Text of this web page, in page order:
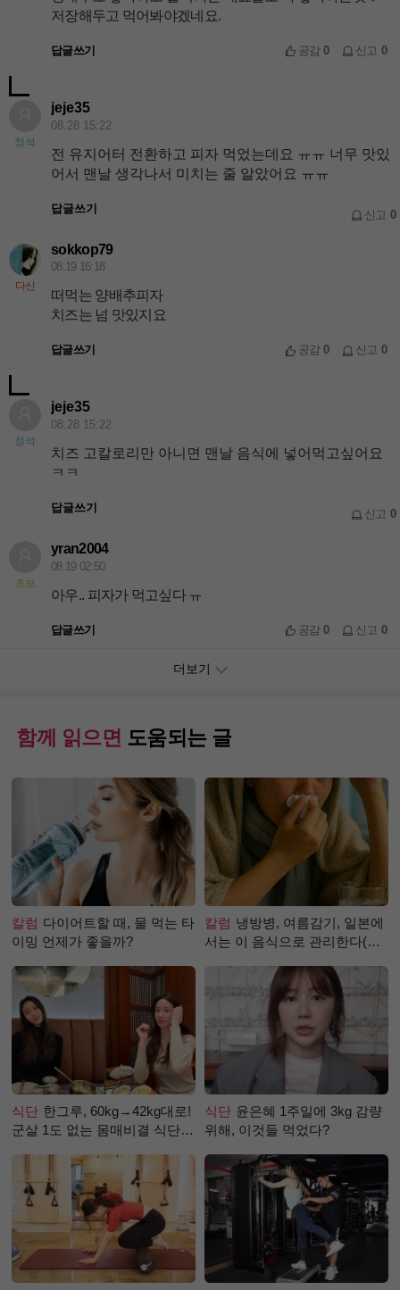
저장해두고 먹어봐야겠네요.
답글쓰기 공감0 신고 0
정석
jeje35
08.28 15:22
전 유지어터 전환하고 피자 먹었는데요 ㅠㅠ 너무 맛있
어서 맨날 생각나서 미치는 줄 알았어요 ㅠㅠ
답글쓰기 신고 0
다신
sokkop79
08.19 16:18
떠먹는 양배추피자
치즈는 넘 맛있지요
답글쓰기 공감0 신고 0
정석
jeje35
08.28 15:22
치즈 고칼로리만 아니면 맨날 음식에 넣어먹고싶어요
ㅋㅋ
답글쓰기 신고 0
초보
yran2004
08.19 02:50
아우.. 피자가 먹고싶다 ㅠ
답글쓰기 공감0 신고 0
더보기
함께 읽으면 도움되는 글
칼럼 다이어트할 때, 물 먹는 타
이밍 언제가 좋을까?
칼럼 냉방병, 여름감기, 일본에
서는 이 음식으로 관리한다(생
식단 한그루, 60kg→42kg대로!
군살 1도 없는 몸매비결 식단
식단 윤은혜 1주일에 3kg 감량
위해, 이것들 먹었다?